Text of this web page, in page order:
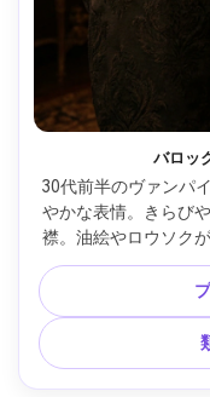
バロッ
30代前半のヴァンパ
やかな表情。きらび
襟。油絵やロウソク
イトと柔らかな影に
f/1.2、胸元まで、ク
空気。リアルな肌、
マティ